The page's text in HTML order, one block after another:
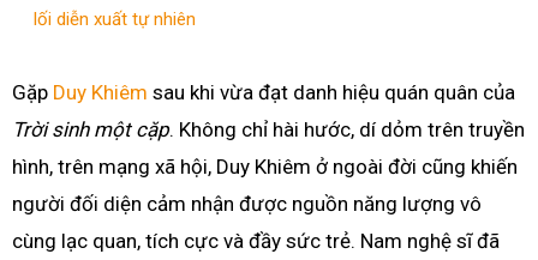
lối diễn xuất tự nhiên
Gặp Duy Khiêm sau khi vừa đạt danh hiệu quán quân của
Trời sinh một cặp. Không chỉ hài hước, dí dỏm trên truyền
hình, trên mạng xã hội, Duy Khiêm ở ngoài đời cũng khiến
người đối diện cảm nhận được nguồn năng lượng vô
cùng lạc quan, tích cực và đầy sức trẻ. Nam nghệ sĩ đã